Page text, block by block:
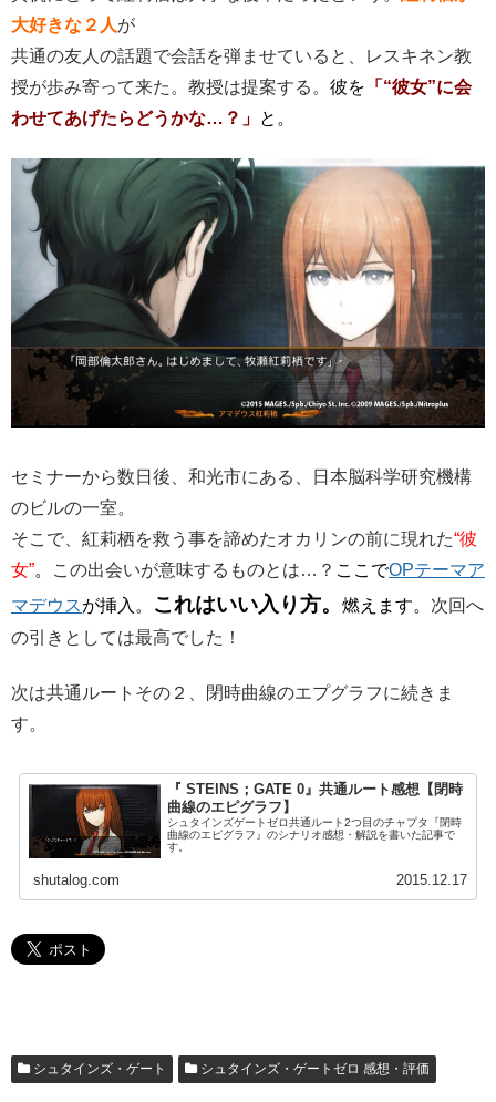
大好きな２人が
共通の友人の話題で会話を弾ませていると、レスキネン教
授が歩み寄って来た。教授は提案する。 彼を 「“彼女”に会
わせてあげたらどうかな…？」 と。
セミナーから数日後、和光市にある、日本脳科学研究機構
のビルの一室。
そこで、紅莉栖を救う事を諦めたオカリンの前に現れた“彼
女”。 この出会いが意味するものとは…？ ここでOPテーマア
マデウスが挿入。 これはいい入り方。 燃えます。 次回へ
の引きとしては最高でした！
次は共通ルートその２、閉時曲線のエプグラフに続きま
す。
『 STEINS；GATE 0』共通ルート感想【閉時
曲線のエピグラフ】
シュタインズゲートゼロ共通ルート2つ目のチャプタ『閉時
曲線のエピグラフ』のシナリオ感想・解説を書いた記事で
す。
shutalog.com 2015.12.17
シュタインズ・ゲート シュタインズ・ゲートゼロ 感想・評価